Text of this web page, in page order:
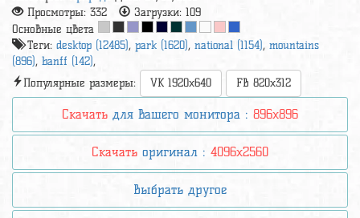
Просмотры: 332 Загрузки: 109
Основные цвета
Теги: desktop (12485), park (1620), national (1154), mountains
(896), banff (142),
Популярные размеры:
VK 1920x640 FB 820x312
Скачать для вашего монитора : 896x896
Скачать оригинал : 4096x2560
Выбрать другое